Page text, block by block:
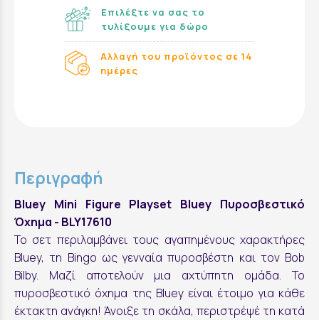
Επιλέξτε να σας το
τυλίξουμε για δώρο
Αλλαγή του προϊόντος σε 14
ημέρες
Περιγραφή
Bluey Mini Figure Playset Bluey Πυροσβεστικό
Όχημα - BLY17610
Το σετ περιλαμβάνει τους αγαπημένους χαρακτήρες
Bluey, τη Bingo ως γενναία πυροσβέστη και τον Bob
Bilby. Μαζί αποτελούν μια αχτύπητη ομάδα. Το
πυροσβεστικό όχημα της Bluey είναι έτοιμο για κάθε
έκτακτη ανάγκη! Άνοιξε τη σκάλα, περιστρέψέ τη κατά